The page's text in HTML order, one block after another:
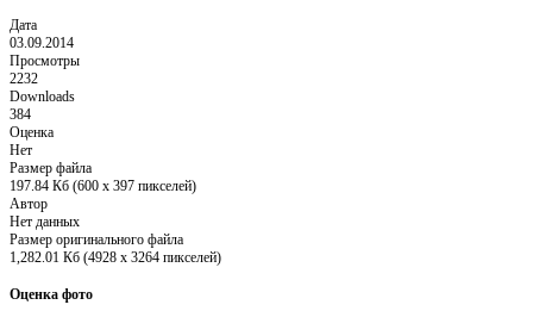
Дата
03.09.2014
Просмотры
2232
Downloads
384
Оценка
Нет
Размер файла
197.84 Кб (600 x 397 пикселей)
Автор
Нет данных
Размер оригинального файла
1,282.01 Кб (4928 x 3264 пикселей)
Оценка фото